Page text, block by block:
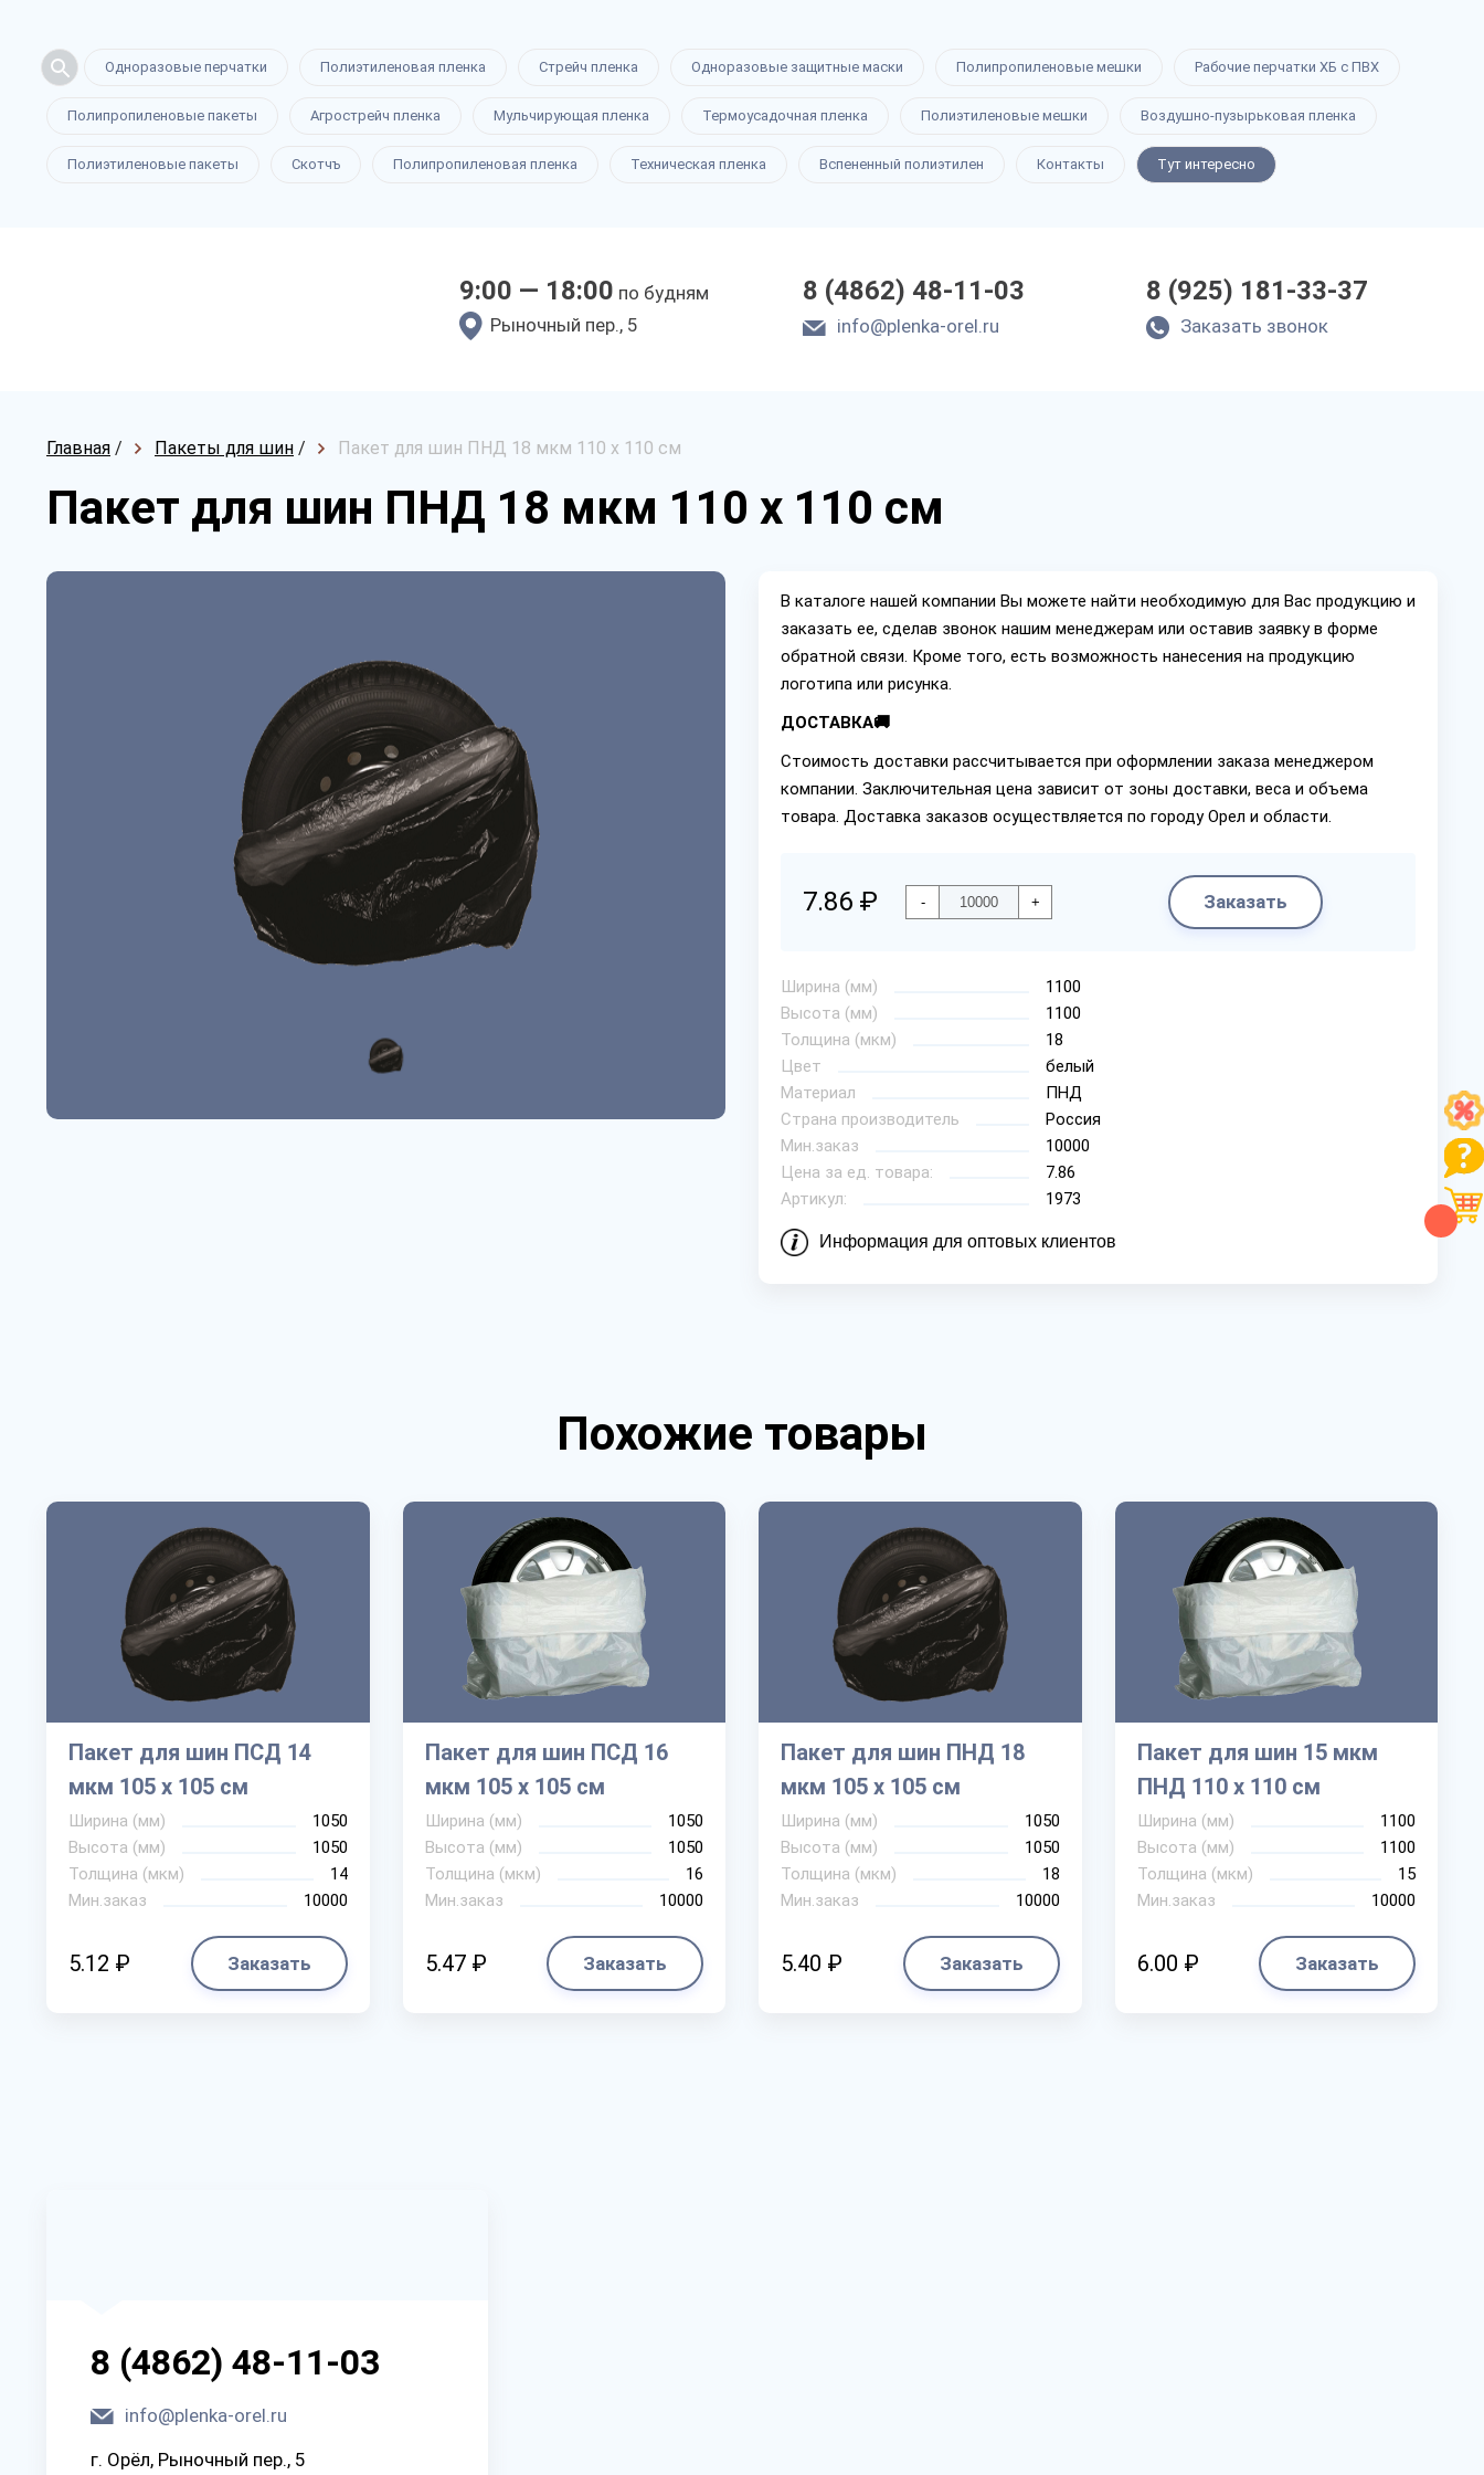
Одноразовые перчатки Полиэтиленовая пленка Стрейч пленка Одноразовые защитные маски Полипропиленовые мешки Рабочие перчатки ХБ с ПВХ
Полипропиленовые пакеты Агрострейч пленка Мульчирующая пленка Термоусадочная пленка Полиэтиленовые мешки Воздушно-пузырьковая пленка
Полиэтиленовые пакеты Скотчъ Полипропиленовая пленка Техническая пленка Вспененный полиэтилен Контакты Тут интересно
9:00 — 18:00 по будням
Рыночный пер., 5
8 (4862) 48-11-03
info@plenka-orel.ru
8 (925) 181-33-37
Заказать звонок
Главная / Пакеты для шин / Пакет для шин ПНД 18 мкм 110 х 110 см
Пакет для шин ПНД 18 мкм 110 х 110 см
В каталоге нашей компании Вы можете найти необходимую для Вас продукцию и
заказать ее, сделав звонок нашим менеджерам или оставив заявку в форме
обратной связи. Кроме того, есть возможность нанесения на продукцию
логотипа или рисунка.
ДОСТАВКА🚚
Стоимость доставки рассчитывается при оформлении заказа менеджером
компании. Заключительная цена зависит от зоны доставки, веса и объема
товара. Доставка заказов осуществляется по городу Орел и области.
7.86 ₽ - + Заказать
Ширина (мм)
1100
Высота (мм)
1100
Толщина (мкм)
18
Цвет
белый
Материал
ПНД
Страна производитель
Россия
Мин.заказ
10000
Цена за ед. товара:
7.86
Артикул:
1973
Информация для оптовых клиентов
Похожие товары
Пакет для шин ПСД 14
мкм 105 х 105 см
Ширина (мм)
1050
Высота (мм)
1050
Толщина (мкм)
14
Мин.заказ
10000
5.12 ₽ Заказать
Пакет для шин ПСД 16
мкм 105 х 105 см
Ширина (мм)
1050
Высота (мм)
1050
Толщина (мкм)
16
Мин.заказ
10000
5.47 ₽ Заказать
Пакет для шин ПНД 18
мкм 105 х 105 см
Ширина (мм)
1050
Высота (мм)
1050
Толщина (мкм)
18
Мин.заказ
10000
5.40 ₽ Заказать
Пакет для шин 15 мкм
ПНД 110 х 110 см
Ширина (мм)
1100
Высота (мм)
1100
Толщина (мкм)
15
Мин.заказ
10000
6.00 ₽ Заказать
8 (4862) 48-11-03
info@plenka-orel.ru
г. Орёл, Рыночный пер., 5